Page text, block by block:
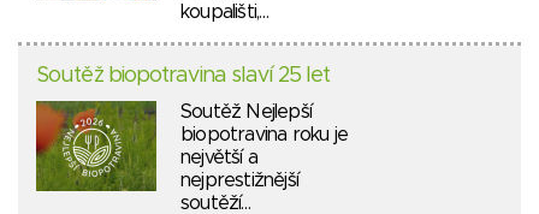
koupališti,…
Soutěž biopotravina slaví 25 let
Soutěž Nejlepší
biopotravina roku je
největší a
nejprestižnější
soutěží…